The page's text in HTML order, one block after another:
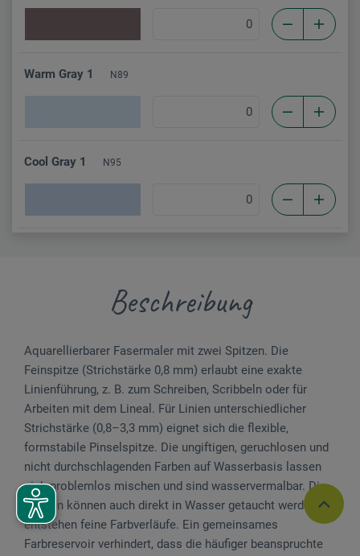
Warm Gray 1 N89
Cool Gray 1 N95
Beschreibung
Aquarellierbarer Fasermaler mit zwei Spitzen. Die
Feinspitze (Strichstärke 0,8 mm) erlaubt eine exakte
Linienführung, z. B. zum Schreiben, Scribbeln oder für
Arbeiten mit dem Lineal. Für Linien unterschiedlicher
Strichstärke (0,8–3,3 mm) eignet sich die flexible,
formstabile Pinselspitze. Die ungiftigen, geruchlosen und
nicht durchschlagenden Farben auf Wasserbasis lassen
sich problemlos mischen und sind wasservermalbar. Die
Spitzen können auch direkt in Wasser getaucht werden, so
entstehen feine Farbverläufe. Ein gemeinsames
Farbreservoir verhindert, dass die häufiger beanspruchte